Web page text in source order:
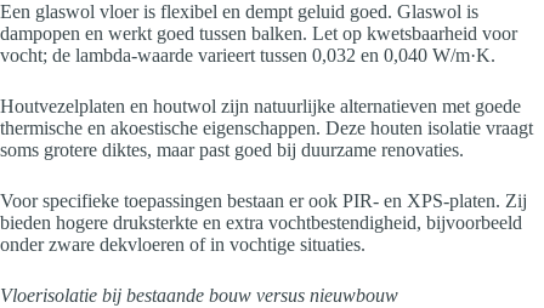
Een glaswol vloer is flexibel en dempt geluid goed. Glaswol is
dampopen en werkt goed tussen balken. Let op kwetsbaarheid voor
vocht; de lambda-waarde varieert tussen 0,032 en 0,040 W/m·K.
Houtvezelplaten en houtwol zijn natuurlijke alternatieven met goede
thermische en akoestische eigenschappen. Deze houten isolatie vraagt
soms grotere diktes, maar past goed bij duurzame renovaties.
Voor specifieke toepassingen bestaan er ook PIR- en XPS-platen. Zij
bieden hogere druksterkte en extra vochtbestendigheid, bijvoorbeeld
onder zware dekvloeren of in vochtige situaties.
Vloerisolatie bij bestaande bouw versus nieuwbouw